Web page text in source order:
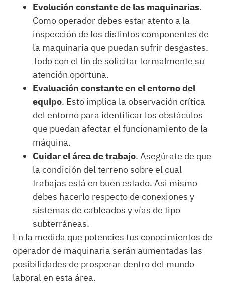
Evolución constante de las maquinarias.
Como operador debes estar atento a la
inspección de los distintos componentes de
la maquinaria que puedan sufrir desgastes.
Todo con el fin de solicitar formalmente su
atención oportuna.
Evaluación constante en el entorno del
equipo. Esto implica la observación crítica
del entorno para identificar los obstáculos
que puedan afectar el funcionamiento de la
máquina.
Cuidar el área de trabajo. Asegúrate de que
la condición del terreno sobre el cual
trabajas está en buen estado. Asi mismo
debes hacerlo respecto de conexiones y
sistemas de cableados y vías de tipo
subterráneas.
En la medida que potencies tus conocimientos de
operador de maquinaria serán aumentadas las
posibilidades de prosperar dentro del mundo
laboral en esta área.